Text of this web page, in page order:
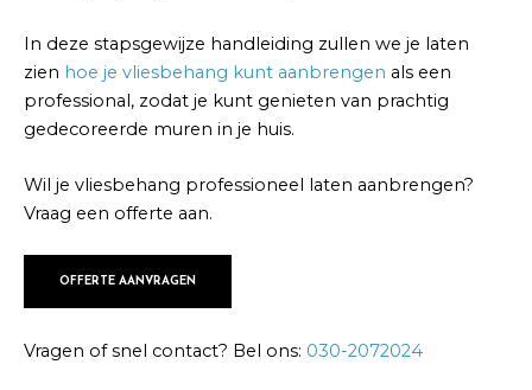
In deze stapsgewijze handleiding zullen we je laten
zien hoe je vliesbehang kunt aanbrengen als een
professional, zodat je kunt genieten van prachtig
gedecoreerde muren in je huis.
Wil je vliesbehang professioneel laten aanbrengen?
Vraag een offerte aan.
OFFERTE AANVRAGEN
Vragen of snel contact? Bel ons: 030-2072024